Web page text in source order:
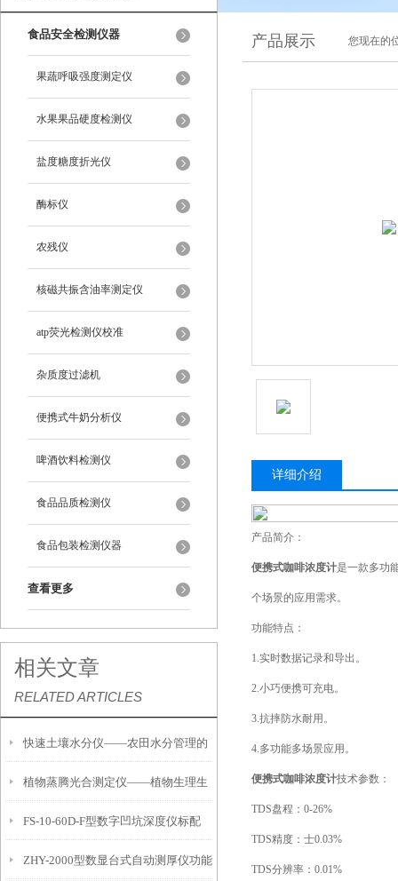
食品安全检测仪器
果蔬呼吸强度测定仪
水果果品硬度检测仪
盐度糖度折光仪
酶标仪
农残仪
核磁共振含油率测定仪
atp荧光检测仪校准
杂质度过滤机
便携式牛奶分析仪
啤酒饮料检测仪
食品品质检测仪
食品包装检测仪器
查看更多
相关文章
RELATED ARTICLES
快速土壤水分仪——农田水分管理的
便携式检测工具
植物蒸腾光合测定仪——植物生理生
态的实时监测设备
FS-10-60D-F型数字凹坑深度仪标配
IP54级表头分辨率0.01mm量程
ZHY-2000型数显台式自动测厚仪功能
产品展示 您现在的
详细介绍
产品简介：
便携式咖啡浓度计是一款多功
个场景的应用需求。
功能特点：
1.实时数据记录和导出。
2.小巧便携可充电。
3.抗摔防水耐用。
4.多功能多场景应用。
便携式咖啡浓度计技术参数：
TDS盘程：0-26%
TDS精度：士0.03%
TDS分辨率：0.01%